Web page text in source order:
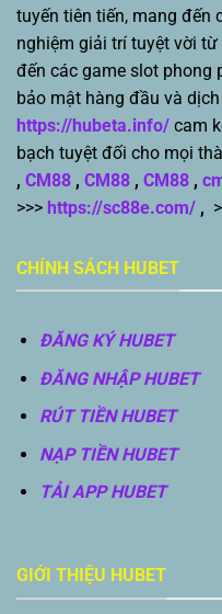
tuyến tiên tiến, mang đến
nghiệm giải trí tuyệt vời
đến các game slot phong
bảo mật hàng đầu và
https://hubeta.info/ cam
bạch tuyệt đối cho mọi
, CM88 , CM88 , CM88 ,
>>> https://sc88e.com/ ,
CHÍNH SÁCH HUBET
ĐĂNG KÝ HUBET
ĐĂNG NHẬP HUBET
RÚT TIỀN HUBET
NẠP TIỀN HUBET
TẢI APP HUBET
GIỚI THIỆU HUBET